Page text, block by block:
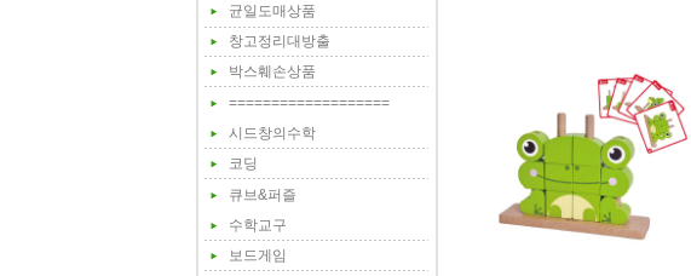
균일도매상품
창고정리대방출
박스훼손상품
===================
시드창의수학
코딩
큐브&퍼즐
수학교구
보드게임